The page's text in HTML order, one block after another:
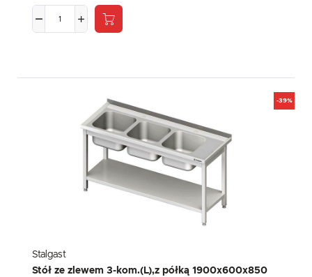
-39%
Stalgast
Stół ze zlewem 3-kom.(L),z półką 1900x600x850